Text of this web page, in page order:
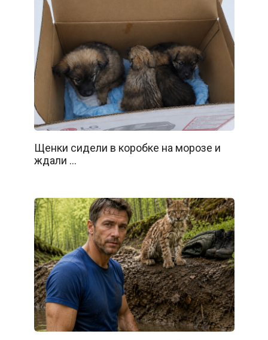
Щенки сидели в коробке на морозе и
ждали …